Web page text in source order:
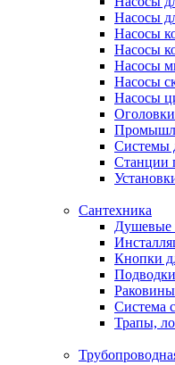
Насосы
Насосы
Насосы
Насосы
Насосы
Насосы
Системы
Станции
Сантехника
Душевые
Кнопки
Раковины
Система
Трапы,